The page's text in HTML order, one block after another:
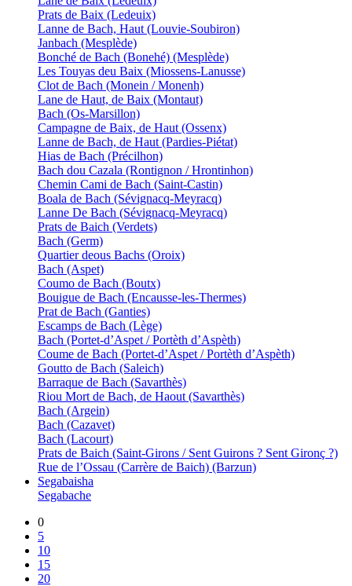
Prats de Baix (Ledeuix)
Lanne de Bach, Haut (Louvie-Soubiron)
Janbach (Mesplède)
Bonché de Bach (Bonehé) (Mesplède)
Les Touyas deu Baix (Miossens-Lanusse)
Clot de Bach (Monein / Monenh)
Lane de Haut, de Baix (Montaut)
Bach (Os-Marsillon)
Campagne de Baix, de Haut (Ossenx)
Lanne de Bach, de Haut (Pardies-Piétat)
Hias de Bach (Précilhon)
Bach dou Cazala (Rontignon / Hrontinhon)
Chemin Cami de Bach (Saint-Castin)
Boala de Bach (Sévignacq-Meyracq)
Lanne De Bach (Sévignacq-Meyracq)
Prats de Baich (Verdets)
Bach (Germ)
Quartier deous Bachs (Oroix)
Bach (Aspet)
Coumo de Bach (Boutx)
Bouigue de Bach (Encausse-les-Thermes)
Prat de Bach (Ganties)
Escamps de Bach (Lège)
Bach (Portet-d’Aspet / Portèth d’Aspèth)
Coume de Bach (Portet-d’Aspet / Portèth d’Aspèth)
Goutto de Bach (Saleich)
Barraque de Bach (Savarthès)
Riou Mort de Bach, de Haout (Savarthès)
Bach (Argein)
Bach (Cazavet)
Bach (Lacourt)
Prats de Baich (Saint-Girons / Sent Guirons ? Sent Gironç ?)
Rue de l’Ossau (Carrère de Baich) (Barzun)
Segabaisha
Segabache
0
5
10
15
20